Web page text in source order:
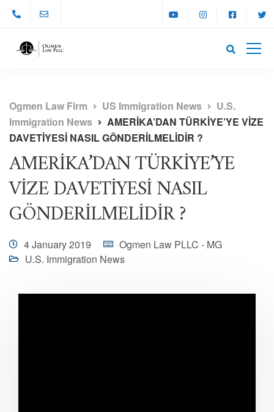
Ogmen Law Firm US Immigration News
U.S.
Immigration News
AMERİKA’DAN TÜRKİYE’YE VİZE
DAVETİYESİ NASIL GÖNDERİLMELİDİR ?
AMERİKA’DAN TÜRKİYE’YE
VİZE DAVETİYESİ NASIL
GÖNDERİLMELİDİR ?
4 January 2019
Ogmen Law PLLC - MG
U.S. Immigration News